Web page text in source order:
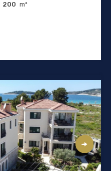
200 m²